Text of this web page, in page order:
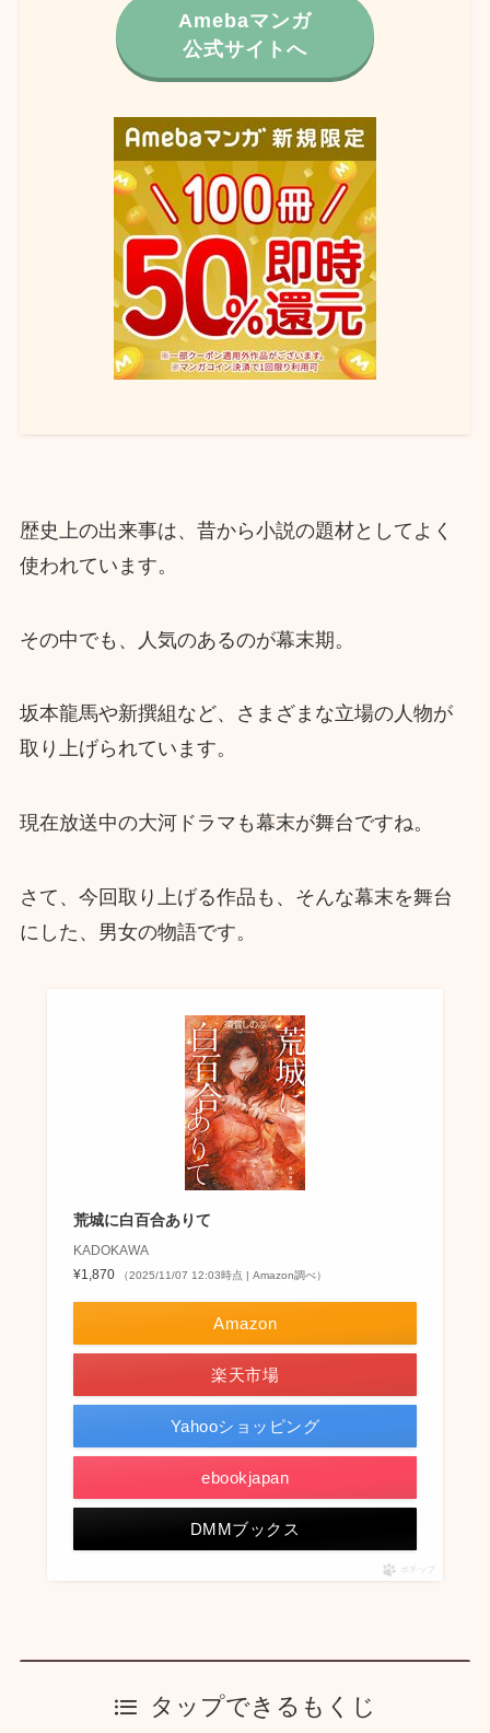
Amebaマンガ
公式サイトへ
歴史上の出来事は、昔から小説の題材としてよく
使われています。
その中でも、人気のあるのが幕末期。
坂本龍馬や新撰組など、さまざまな立場の人物が
取り上げられています。
現在放送中の大河ドラマも幕末が舞台ですね。
さて、今回取り上げる作品も、そんな幕末を舞台
にした、男女の物語です。
荒城に白百合ありて
KADOKAWA
¥1,870
（2025/11/07 12:03時点 | Amazon調べ）
Amazon
楽天市場
Yahooショッピング
ebookjapan
DMMブックス
ポチップ
タップできるもくじ